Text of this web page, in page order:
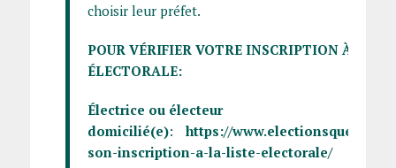
choisir leur préfet.
POUR VÉRIFIER VOTRE INSCRIPTION À LA
ÉLECTORALE:
Électrice ou électeur
domicilié(e):
https://
son-inscription-a-la-liste-electorale/